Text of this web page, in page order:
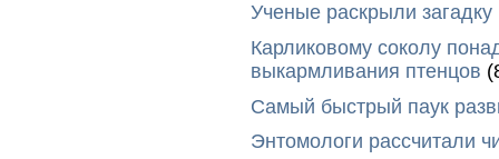
Ученые раскрыли загадку
Карликовому соколу
выкармливания птенцов
Самый быстрый паук
Энтомологи рассчитали